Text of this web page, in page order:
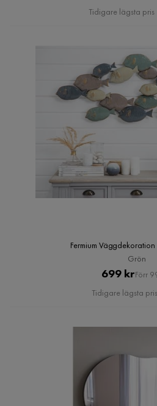
Pris
Tidigare lägsta
Fermium
Grön
Pris
699 kr
Pris
Förr
Tidigare lägsta